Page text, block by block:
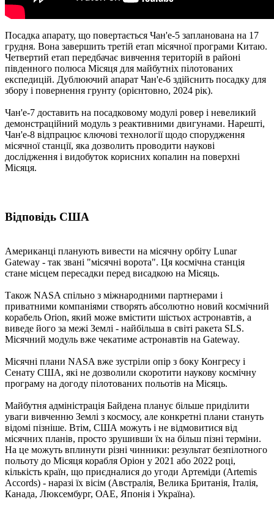
Посадка апарату, що повертається Чан'е-5 запланована на 17
грудня. Вона завершить третій етап місячної програми Китаю.
Четвертий етап передбачає вивчення територій в районі
південного полюса Місяця для майбутніх пілотованих
експедицій. Дублюючий апарат Чан'е-6 здійснить посадку для
збору і повернення грунту (орієнтовно, 2024 рік).
Чан'е-7 доставить на посадковому модулі ровер і невеликий
демонстраційний модуль з реактивними двигунами. Нарешті,
Чан'е-8 відпрацює ключові технології щодо спорудження
місячної станції, яка дозволить проводити наукові
дослідження і видобуток корисних копалин на поверхні
Місяця.
Відповідь США
Американці планують вивести на місячну орбіту Lunar
Gateway - так звані "місячні ворота". Ця космічна станція
стане місцем пересадки перед висадкою на Місяць.
Також NASA спільно з міжнародними партнерами і
приватними компаніями створять абсолютно новий космічний
корабель Orion, який може вмістити шістьох астронавтів, а
виведе його за межі Землі - найбільша в світі ракета SLS.
Місячний модуль вже чекатиме астронавтів на Gateway.
Місячні плани NASA вже зустріли опір з боку Конгресу і
Сенату США, які не дозволили скоротити наукову космічну
програму на догоду пілотованих польотів на Місяць.
Майбутня адміністрація Байдена планує більше приділити
уваги вивченню Землі з космосу, але конкретні плани стануть
відомі пізніше. Втім, США можуть і не відмовитися від
місячних планів, просто зрушивши їх на більш пізні терміни.
На це можуть вплинути різні чинники: результат безпілотного
польоту до Місяця корабля Оріон у 2021 або 2022 році,
кількість країн, що приєдналися до угоди Артеміди (Artemis
Accords) - наразі їх вісім (Австралія, Велика Британія, Італія,
Канада, Люксембург, ОАЕ, Японія і Україна).